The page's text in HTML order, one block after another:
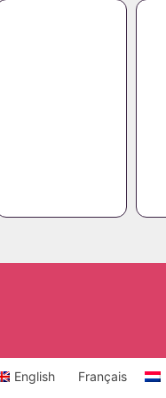
English Français